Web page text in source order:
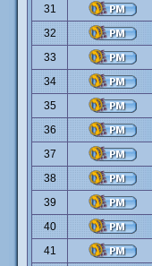
31
32
33
34
35
36
37
38
39
40
41